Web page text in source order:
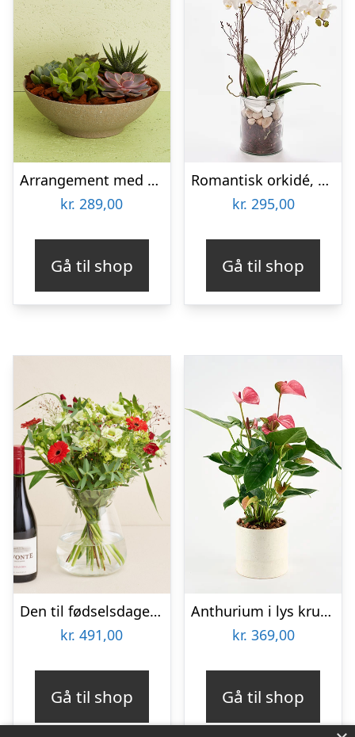
Arrangement med sukkulenter
kr. 289,00
Gå til shop
Romantisk orkidé, floristens valg – Send blomster med Bloomit
kr. 295,00
Gå til shop
Den til fødselsdagen med Lavonte, Zinfandel
kr. 491,00
Gå til shop
Anthurium i lys krukke – Send blomster med Bloomit
kr. 369,00
Gå til shop